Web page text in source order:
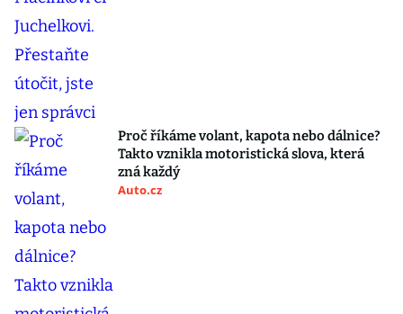
Proč říkáme volant, kapota nebo dálnice?
Takto vznikla motoristická slova, která
zná každý
Auto.cz